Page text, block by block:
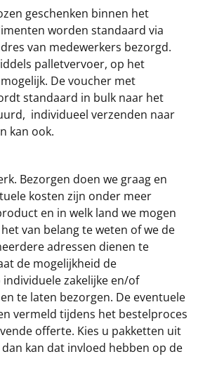
geschenken binnen het
worden standaard via
van medewerkers bezorgd.
palletvervoer, op het
De voucher met
standaard in bulk naar het
individueel verzenden naar
kan ook.
Bezorgen doen we graag en
kosten zijn onder meer
en in welk land we mogen
van belang te weten of we de
adressen dienen te
de mogelijkheid de
zakelijke en/of
te laten bezorgen. De eventuele
vermeld tijdens het bestelproces
offerte. Kies u pakketten uit
kan dat invloed hebben op de